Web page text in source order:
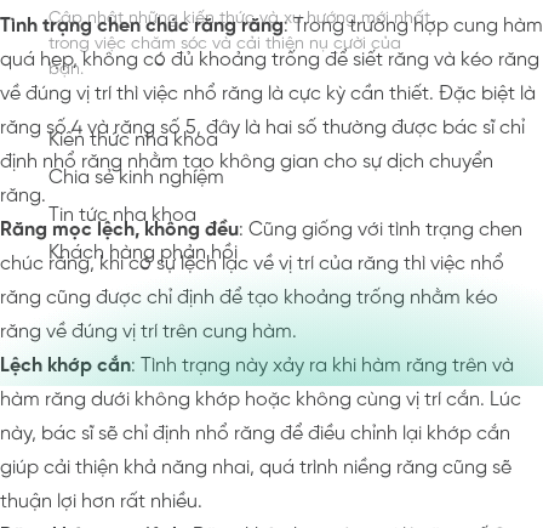
Cập nhật những kiến thức và xu hướng mới nhất
trong việc chăm sóc và cải thiện nụ cười của
bạn.
Kiến thức nha khoa
Chia sẻ kinh nghiệm
Tin tức nha khoa
Khách hàng phản hồi
Tình trạng chen chúc răng răng: Trong trường hợp cung hàm
quá hẹp, không có đủ khoảng trống để siết răng và kéo răng
về đúng vị trí thì việc nhổ răng là cực kỳ cần thiết. Đặc biệt là
răng số 4 và răng số 5, đây là hai số thường được bác sĩ chỉ
định nhổ răng nhằm tạo không gian cho sự dịch chuyển
răng.
Răng mọc lệch, không đều: Cũng giống với tình trạng chen
chúc răng, khi có sự lệch lạc về vị trí của răng thì việc nhổ
răng cũng được chỉ định để tạo khoảng trống nhằm kéo
răng về đúng vị trí trên cung hàm.
Lệch khớp cắn: Tình trạng này xảy ra khi hàm răng trên và
hàm răng dưới không khớp hoặc không cùng vị trí cắn. Lúc
này, bác sĩ sẽ chỉ định nhổ răng để điều chỉnh lại khớp cắn
giúp cải thiện khả năng nhai, quá trình niềng răng cũng sẽ
thuận lợi hơn rất nhiều.